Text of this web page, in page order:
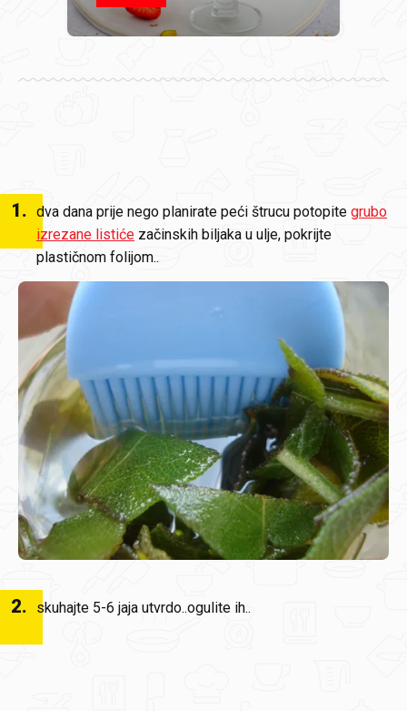
1. dva dana prije nego planirate peći štrucu potopite grubo
izrezane listiće začinskih biljaka u ulje, pokrijte
plastičnom folijom..
2. skuhajte 5-6 jaja utvrdo..ogulite ih..